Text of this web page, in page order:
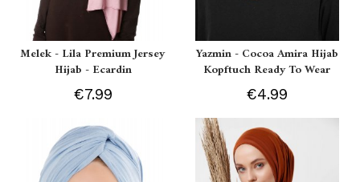
Melek - Lila Premium Jersey
Hijab - Ecardin
€7.99
Yazmin - Cocoa Amira Hijab
Kopftuch Ready To Wear
€4.99